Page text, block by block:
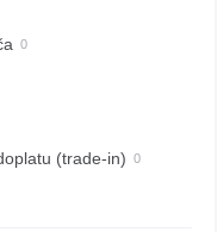
(trade-in)